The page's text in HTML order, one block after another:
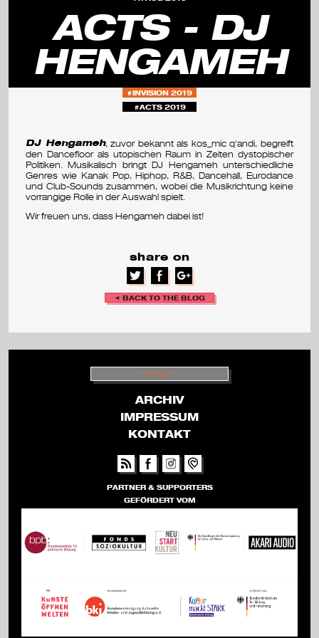
e
m
n
r
&
f
s
t
a
ACTS - DJ
HENGAMEH
INVISION 2019
ACTS 2019
DJ Hengameh, zuvor bekannt als kos_mic q‘andi, begreift
den Dancefloor als utopischen Raum in Zeiten dystopischer
Politiken. Musikalisch bringt DJ Hengameh unterschiedliche
Genres wie Kanak Pop, Hiphop, R&B, Dancehall, Eurodance
und Club-Sounds zusammen, wobei die Musikrichtung keine
vorrangige Rolle in der Auswahl spielt.
Wir freuen uns, dass Hengameh dabei ist!
share on
◄ BACK TO THE BLOG
S
U
H
E
ARCHIV
IMPRESSUM
KONTAKT
PARTNER & SUPPORTERS
GEFÖRDERT VOM